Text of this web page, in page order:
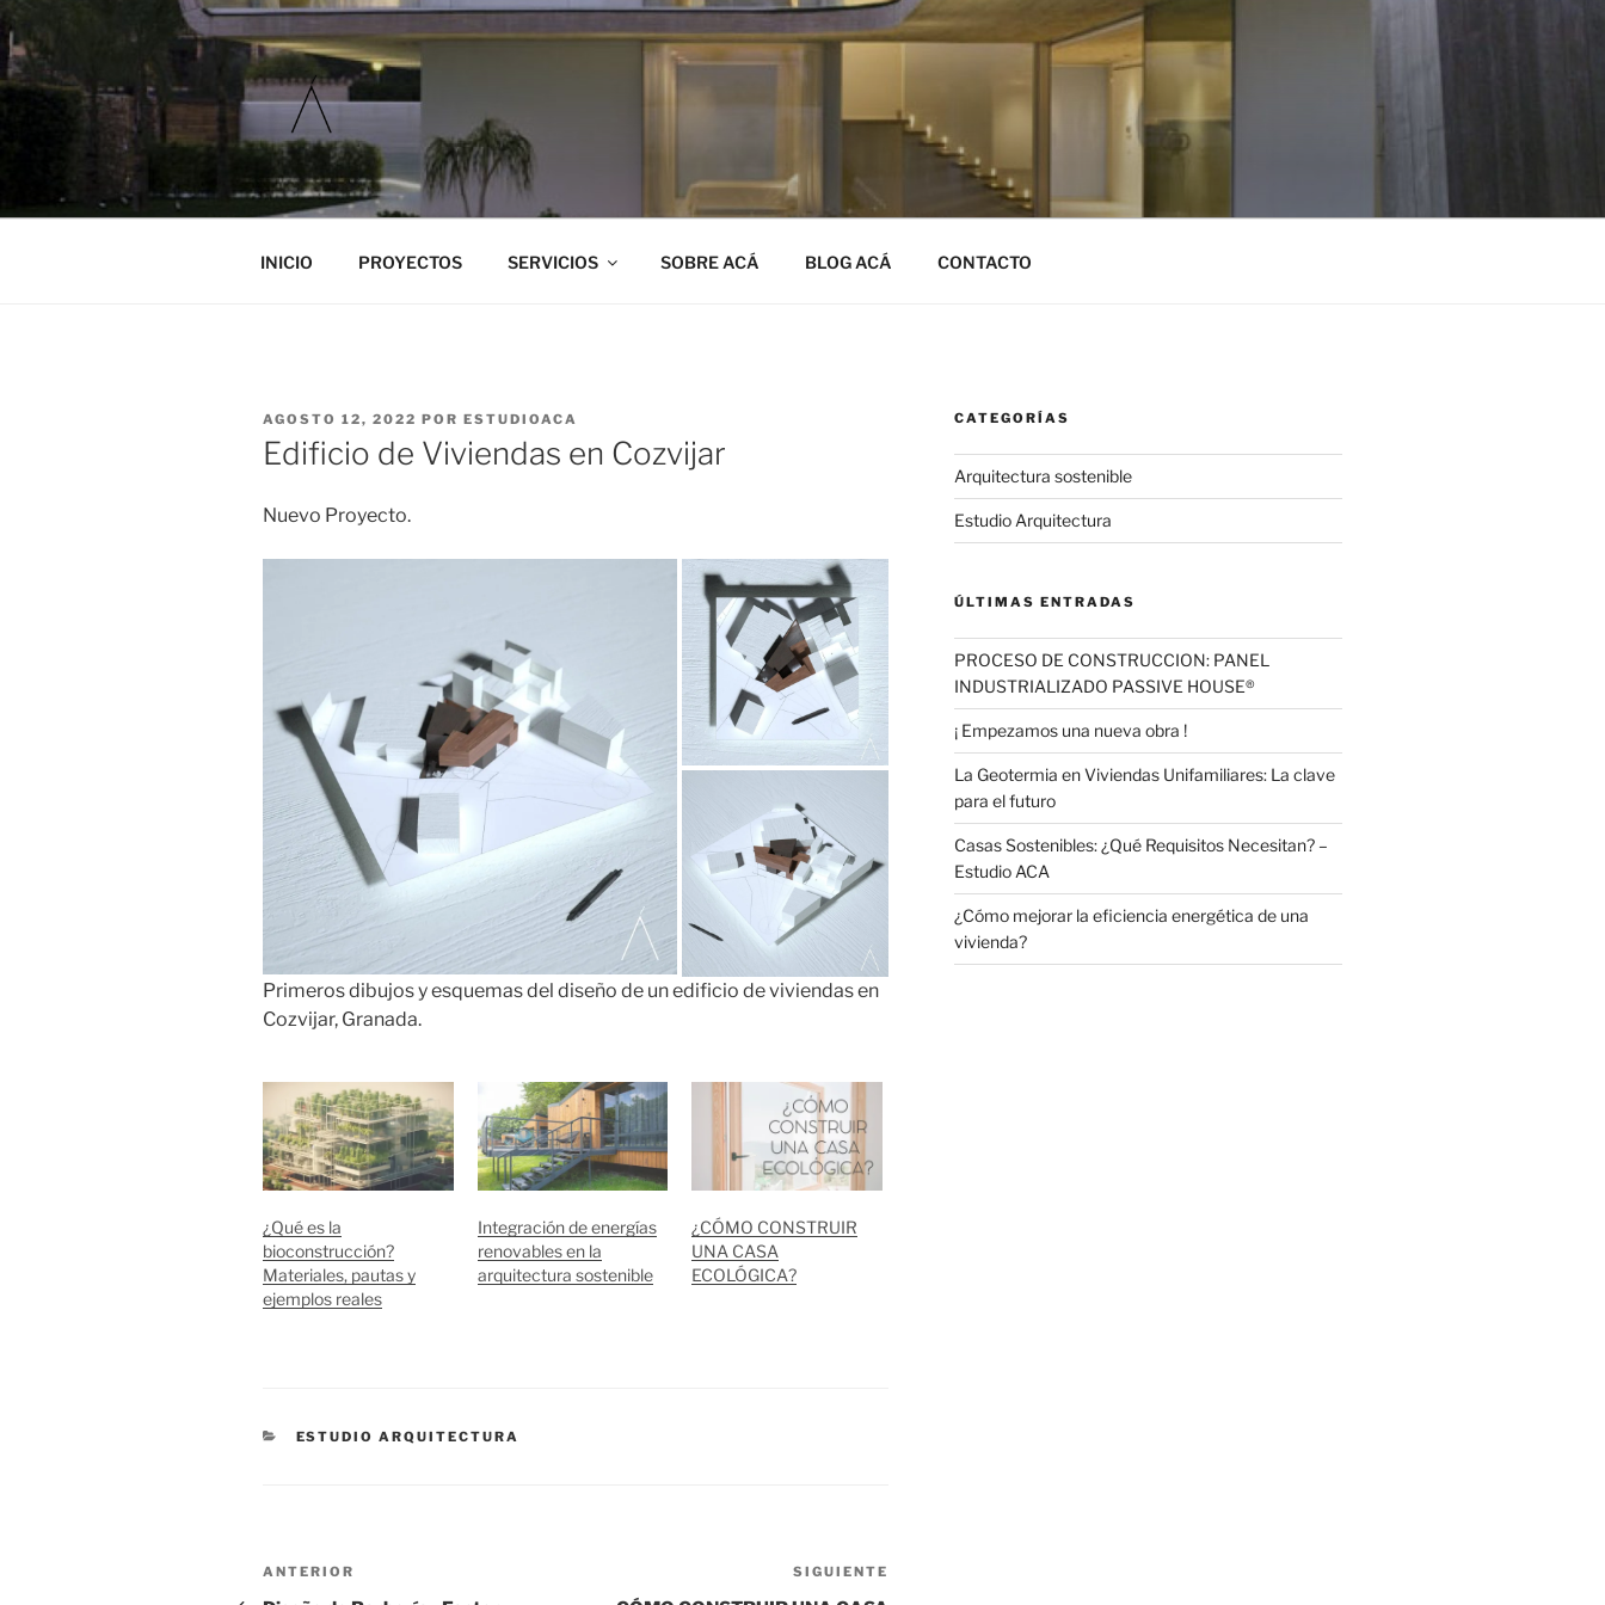
Saltar
al
contenido
ESTUDIO ACÁ
Estudio de Arquitectura en Granada
INICIO PROYECTOS SERVICIOS SOBRE ACÁ BLOG ACÁ CONTACTO
PUBLICADO
EL
AGOSTO 12, 2022 POR ESTUDIOACA
Edificio de Viviendas en Cozvijar
Nuevo Proyecto.
Primeros dibujos y esquemas del diseño de un edificio de viviendas en
Cozvijar, Granada.
¿Qué es la
bioconstrucción?
Materiales, pautas y
ejemplos reales
Integración de energías
renovables en la
arquitectura sostenible
¿CÓMO CONSTRUIR
UNA CASA
ECOLÓGICA?
CATEGORÍAS
ESTUDIO ARQUITECTURA
Navegación
Entrada
ANTERIOR SIGUIENTE
CATEGORÍAS
Arquitectura sostenible
Estudio Arquitectura
ÚLTIMAS ENTRADAS
PROCESO DE CONSTRUCCION: PANEL
INDUSTRIALIZADO PASSIVE HOUSE®
¡ Empezamos una nueva obra !
La Geotermia en Viviendas Unifamiliares: La clave
para el futuro
Casas Sostenibles: ¿Qué Requisitos Necesitan? –
Estudio ACA
¿Cómo mejorar la eficiencia energética de una
vivienda?